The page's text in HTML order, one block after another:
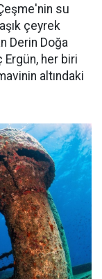
su
çeyrek
Derin Doğa
Ergün, her biri
altındaki